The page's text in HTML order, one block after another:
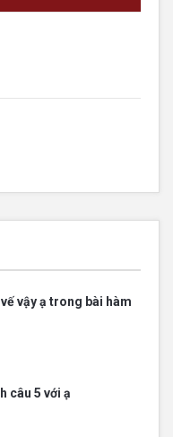
vậy ạ trong bài hàm
câu 5 với ạ